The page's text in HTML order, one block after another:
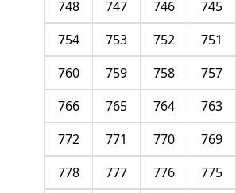
745
746
747
748
751
752
753
754
757
758
759
760
763
764
765
766
769
770
771
772
775
776
777
778